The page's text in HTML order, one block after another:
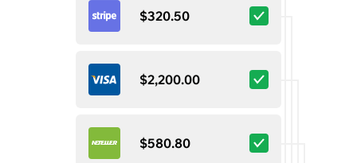
$320.50
$2,200.00
$580.80